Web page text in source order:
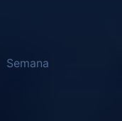
Semana